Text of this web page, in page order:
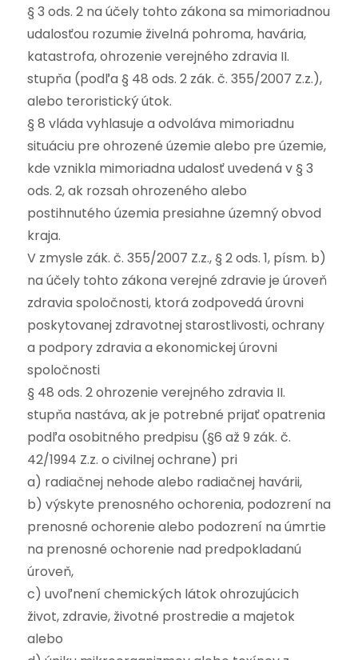
§ 3 ods. 2 na účely tohto zákona sa mimoriadnou
udalosťou rozumie živelná pohroma, havária,
katastrofa, ohrozenie verejného zdravia II.
stupňa (podľa § 48 ods. 2 zák. č. 355/2007 Z.z.),
alebo teroristický útok.
§ 8 vláda vyhlasuje a odvoláva mimoriadnu
situáciu pre ohrozené územie alebo pre územie,
kde vznikla mimoriadna udalosť uvedená v § 3
ods. 2, ak rozsah ohrozeného alebo
postihnutého územia presiahne územný obvod
kraja.
V zmysle zák. č. 355/2007 Z.z., § 2 ods. 1, písm. b)
na účely tohto zákona verejné zdravie je úroveň
zdravia spoločnosti, ktorá zodpovedá úrovni
poskytovanej zdravotnej starostlivosti, ochrany
a podpory zdravia a ekonomickej úrovni
spoločnosti
§ 48 ods. 2 ohrozenie verejného zdravia II.
stupňa nastáva, ak je potrebné prijať opatrenia
podľa osobitného predpisu (§6 až 9 zák. č.
42/1994 Z.z. o civilnej ochrane) pri
a) radiačnej nehode alebo radiačnej havárii,
b) výskyte prenosného ochorenia, podozrení na
prenosné ochorenie alebo podozrení na úmrtie
na prenosné ochorenie nad predpokladanú
úroveň,
c) uvoľnení chemických látok ohrozujúcich
život, zdravie, životné prostredie a majetok
alebo